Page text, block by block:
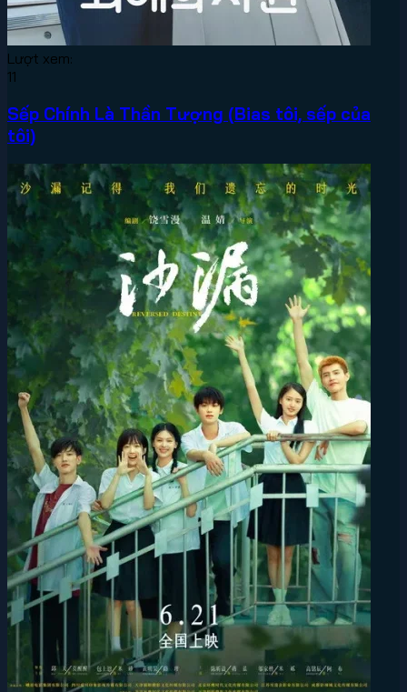
Lượt xem:
11
Sếp Chính Là Thần Tượng (Bias tôi, sếp của
tôi)